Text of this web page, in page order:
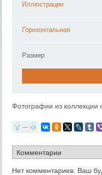
Иллюстрации
Горизонтальная
Размер
Фотографии из коллекции
—
Нет комментариев. Ваш